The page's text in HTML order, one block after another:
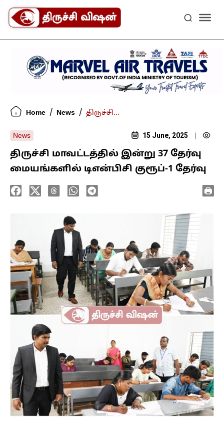
Home / News / திருச்சி...
News 15 June, 2025
திருச்சி மாவட்டத்தில் இன்று 37 தேர்வு
மையங்களில் டிஎன்பிசி குரூப்-1 தேர்வு